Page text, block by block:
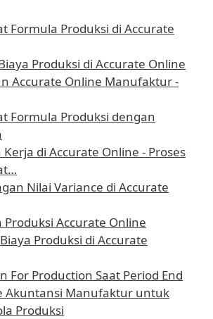
Formula Produksi di Accurate
Produksi di Accurate Online
Accurate Online Manufaktur -
Formula Produksi dengan
di Accurate Online - Proses
Nilai Variance di Accurate
Produksi Accurate Online
Produksi di Accurate
For Production Saat Period End
Akuntansi Manufaktur untuk
Produksi